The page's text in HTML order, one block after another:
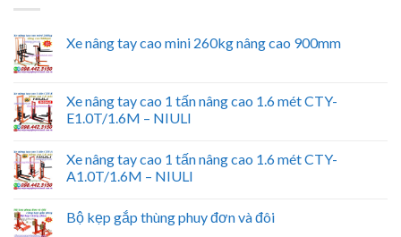
Xe nâng tay cao mini 260kg nâng cao 900mm
Xe nâng tay cao 1 tấn nâng cao 1.6 mét CTY-
E1.0T/1.6M – NIULI
Xe nâng tay cao 1 tấn nâng cao 1.6 mét CTY-
A1.0T/1.6M – NIULI
Bộ kẹp gắp thùng phuy đơn và đôi